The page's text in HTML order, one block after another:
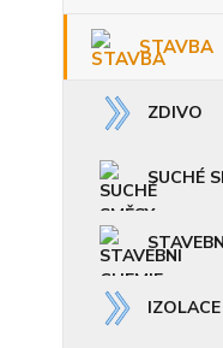
STAVBA
ZDIVO
SUCHÉ